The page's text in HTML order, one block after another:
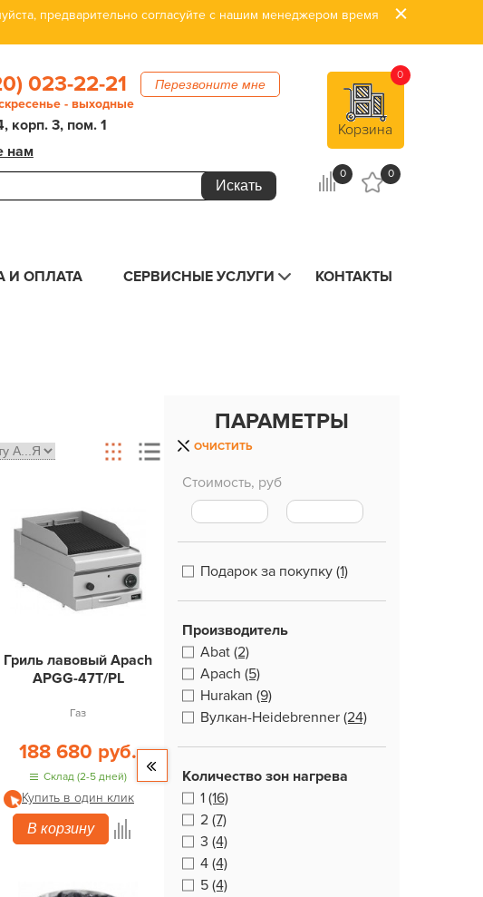
предварительно согласуйте с нашим менеджером время
023-22-21 Перезвоните мне
- выходные
корп. 3, пом. 1
нам
Корзина
0
0 0
И ОПЛАТА СЕРВИСНЫЕ УСЛУГИ КОНТАКТЫ
ПАРАМЕТРЫ
ОЧИСТИТЬ
Стоимость, руб
Подарок за покупку (1)
Производитель
Abat (2)
Apach (5)
Hurakan (9)
Вулкан-Heidebrenner (24)
Количество зон нагрева
1 (16)
2 (7)
3 (4)
4 (4)
5 (4)
Гриль лавовый Apach
APGG-47T/PL
Газ
188 680 руб.
Склад (2-5 дней)
Купить в один клик
В корзину